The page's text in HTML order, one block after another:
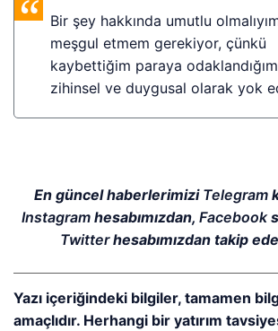
Bir şey hakkında umutlu
meşgul etmem gerekiyor, çünkü
kaybettiğim paraya
zihinsel ve duygusal olarak yok
En güncel haberlerimizi Telegram
Instagramhesabımızdan, Facebook
Twitterhesabımızdan takip
Yazı içeriğindeki bilgiler, tamamen
amaçlıdır. Herhangi bir yatırım